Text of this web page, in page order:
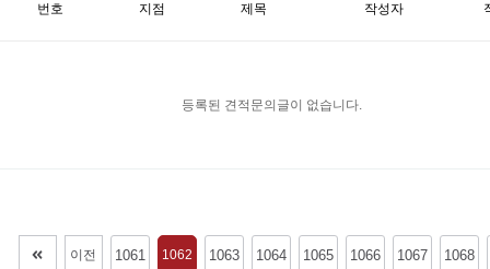
번호 지점 제목 작성자
등록된 견적문의글이 없습니다.
이전 1061 1062 1063 1064 1065 1066 1067 1068